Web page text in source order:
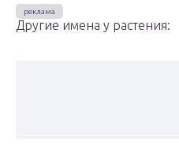
Другие имена у растения: